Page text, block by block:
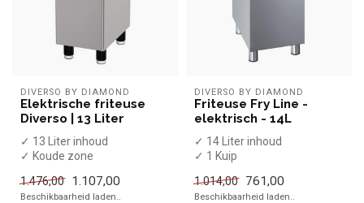
DIVERSO BY DIAMOND
Elektrische friteuse
Diverso | 13 Liter
✓ 13 Liter inhoud
✓ Koude zone
✓ Staand model
✓ Inclusief f...
1.476,00 1.107,00
Beschikbaarheid laden..
DIVERSO BY DIAMOND
Friteuse Fry Line -
elektrisch - 14L
✓ 14 Liter inhoud
✓ 1 Kuip
✓ Staand model
✓ 9 kW
1.014,00 761,00
Beschikbaarheid laden..